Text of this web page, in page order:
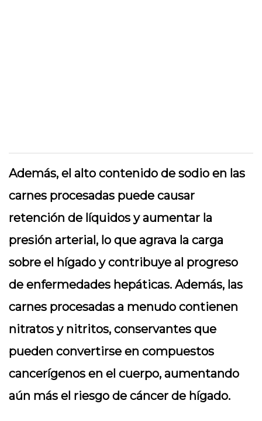
Además, el alto contenido de sodio en las
carnes procesadas puede causar
retención de líquidos y aumentar la
presión arterial, lo que agrava la carga
sobre el hígado y contribuye al progreso
de enfermedades hepáticas. Además, las
carnes procesadas a menudo contienen
nitratos y nitritos, conservantes que
pueden convertirse en compuestos
cancerígenos en el cuerpo, aumentando
aún más el riesgo de cáncer de hígado.